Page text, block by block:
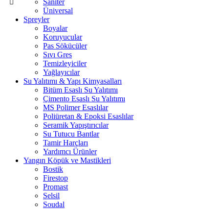
Saniter
Üniversal
Spreyler
Boyalar
Koruyucular
Pas Sökücüler
Sıvı Gres
Temizleyiciler
Yağlayıcılar
Su Yalıtımı & Yapı Kimyasalları
Bitüm Esaslı Su Yalıtımı
Çimento Esaslı Su Yalıtımı
MS Polimer Esaslılar
Poliüretan & Epoksi Esaslılar
Seramik Yapıştırıcılar
Su Tutucu Bantlar
Tamir Harçları
Yardımcı Ürünler
Yangın Köpük ve Mastikleri
Bostik
Firestop
Promast
Selsil
Soudal